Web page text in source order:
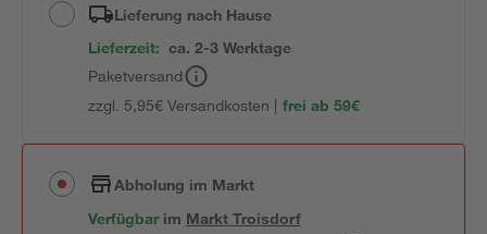
Lieferung nach Hause
Lieferzeit: ca. 2-3 Werktage
Paketversand
zzgl. 5,95€ Versandkosten | frei ab 59€
Abholung im Markt
Verfügbar im MarktTroisdorf